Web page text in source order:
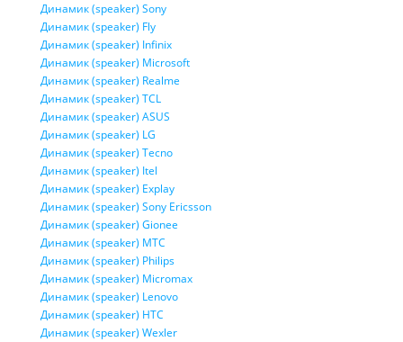
Динамик (speaker) Sony
Динамик (speaker) Fly
Динамик (speaker) Infinix
Динамик (speaker) Microsoft
Динамик (speaker) Realme
Динамик (speaker) TCL
Динамик (speaker) ASUS
Динамик (speaker) LG
Динамик (speaker) Tecno
Динамик (speaker) Itel
Динамик (speaker) Explay
Динамик (speaker) Sony Ericsson
Динамик (speaker) Gionee
Динамик (speaker) МТС
Динамик (speaker) Philips
Динамик (speaker) Micromax
Динамик (speaker) Lenovo
Динамик (speaker) HTC
Динамик (speaker) Wexler